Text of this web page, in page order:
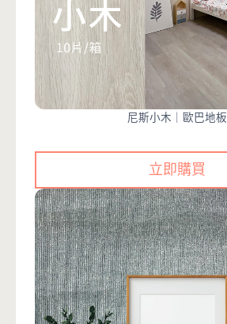
尼斯小木｜歐巴地板
立即購買